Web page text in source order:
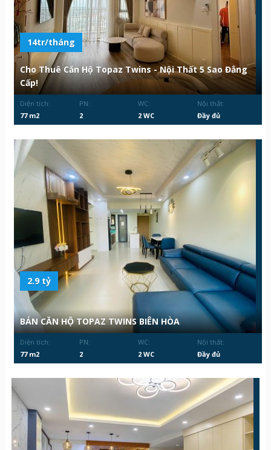
14tr/tháng
Cho Thuê Căn Hộ Topaz Twins - Nội Thất 5 Sao Đẳng
Cấp!
Diện tích:
77 m2
PN:
2
WC:
2 WC
Nội thất:
Đầy đủ
2.9 tỷ
BÁN CĂN HỘ TOPAZ TWINS BIÊN HÒA
Diện tích:
77 m2
PN:
2
WC:
2 WC
Nội thất:
Đầy đủ